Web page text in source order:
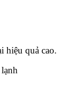
hiệu quả cao.